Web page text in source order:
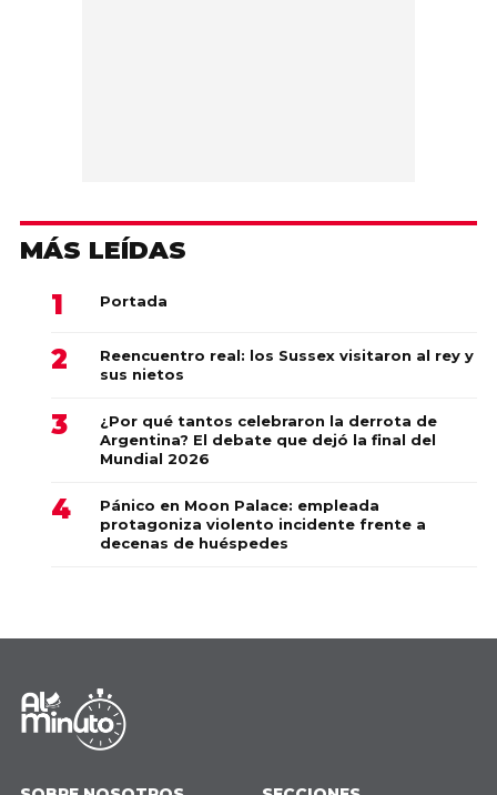
MÁS LEÍDAS
Portada
Reencuentro real: los Sussex visitaron al rey y
sus nietos
¿Por qué tantos celebraron la derrota de
Argentina? El debate que dejó la final del
Mundial 2026
Pánico en Moon Palace: empleada
protagoniza violento incidente frente a
decenas de huéspedes